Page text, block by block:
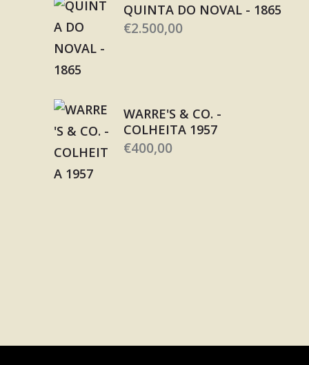
QUINTA DO NOVAL - 1865
€2.500,00
WARRE'S & CO. -
COLHEITA 1957
€400,00